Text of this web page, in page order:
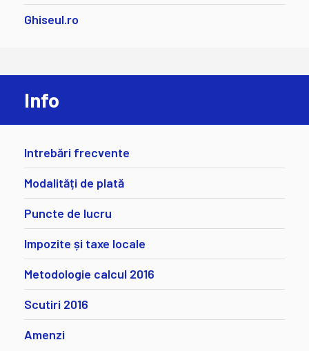
Ghiseul.ro
Info
Intrebări frecvente
Modalități de plată
Puncte de lucru
Impozite și taxe locale
Metodologie calcul 2016
Scutiri 2016
Amenzi